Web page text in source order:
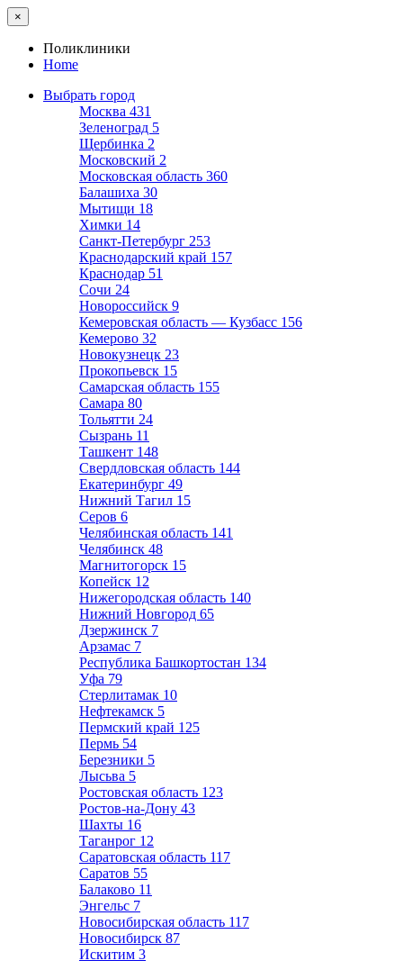
×
Поликлиники
Home
Выбрать город
Москва 431
Зеленоград 5
Щербинка 2
Московский 2
Московская область 360
Балашиха 30
Мытищи 18
Химки 14
Санкт-Петербург 253
Краснодарский край 157
Краснодар 51
Сочи 24
Новороссийск 9
Кемеровская область — Кузбасс 156
Кемерово 32
Новокузнецк 23
Прокопьевск 15
Самарская область 155
Самара 80
Тольятти 24
Сызрань 11
Ташкент 148
Свердловская область 144
Екатеринбург 49
Нижний Тагил 15
Серов 6
Челябинская область 141
Челябинск 48
Магнитогорск 15
Копейск 12
Нижегородская область 140
Нижний Новгород 65
Дзержинск 7
Арзамас 7
Республика Башкортостан 134
Уфа 79
Стерлитамак 10
Нефтекамск 5
Пермский край 125
Пермь 54
Березники 5
Лысьва 5
Ростовская область 123
Ростов-на-Дону 43
Шахты 16
Таганрог 12
Саратовская область 117
Саратов 55
Балаково 11
Энгельс 7
Новосибирская область 117
Новосибирск 87
Искитим 3